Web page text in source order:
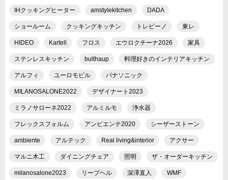
IHクッキングヒーター amstylekitchen DADA
ショールーム クッキングキッチン トレビーノ 東レ
HIDEO Kartell フロス エウロクチーナ2026 家具
ステンレスキッチン bulthaup 料理好きのインテリアキッチン
アルフィ ユーロモビル パナソニック
MILANOSALONE2022 デザイナート2023
ミラノサローネ2022 アルミルモ 浄水器
フレックスフォルム アンビエンテ2020 シーザーストーン
ambiente アルテック Real living&interior アクサー
マルニ木工 ダイニングチェア 照明 ザ・オーダーキッチン
milanosalone2023 リープヘル 深澤直人 WMF